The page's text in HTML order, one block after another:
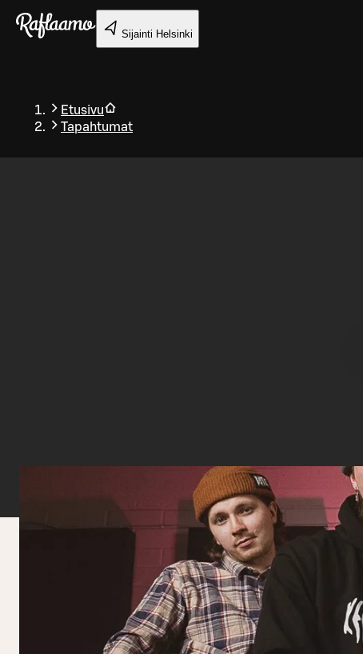
Siirry pääsisältöön
Sijainti Helsinki
Etusivu
Tapahtumat
Takaisin